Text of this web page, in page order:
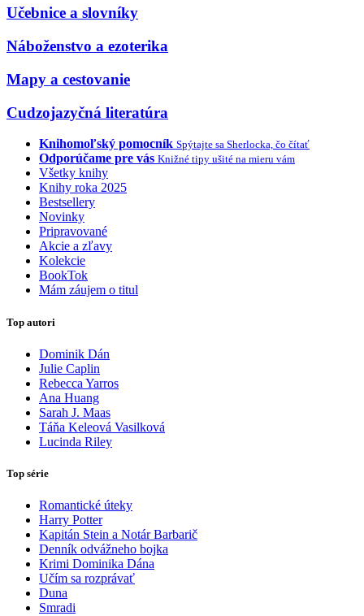
Učebnice a slovníky
Náboženstvo a ezoterika
Mapy a cestovanie
Cudzojazyčná literatúra
Knihomoľský pomocník Spýtajte sa Sherlocka, čo čítať
Odporúčame pre vás Knižné tipy ušité na mieru vám
Všetky knihy
Knihy roka 2025
Bestsellery
Novinky
Pripravované
Akcie a zľavy
Kolekcie
BookTok
Mám záujem o titul
Top autori
Dominik Dán
Julie Caplin
Rebecca Yarros
Ana Huang
Sarah J. Maas
Táňa Keleová Vasilková
Lucinda Riley
Top série
Romantické úteky
Harry Potter
Kapitán Stein a Notár Barbarič
Denník odvážneho bojka
Krimi Dominika Dána
Učím sa rozprávať
Duna
Smradi